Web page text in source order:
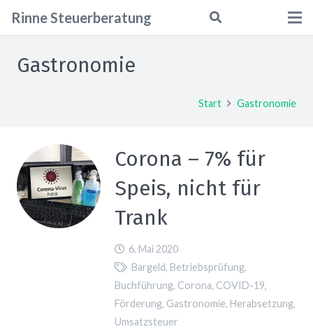
RinneSteuerberatung
Gastronomie
Start Gastronomie
Corona – 7% für
Speis, nicht für
Trank
6. Mai 2020
Bargeld, Betriebsprüfung,
Buchführung, Corona, COVID-19,
Förderung, Gastronomie, Herabsetzung,
Umsatzsteuer